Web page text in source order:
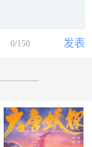
发表
0/150